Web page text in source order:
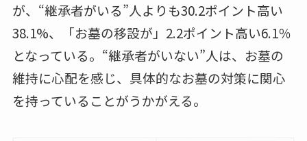
が、“継承者がいる”人よりも30.2ポイント高い
38.1%、「お墓の移設が」2.2ポイント高い6.1％
となっている。“継承者がいない”人は、お墓の
維持に心配を感じ、具体的なお墓の対策に関心
を持っていることがうかがえる。